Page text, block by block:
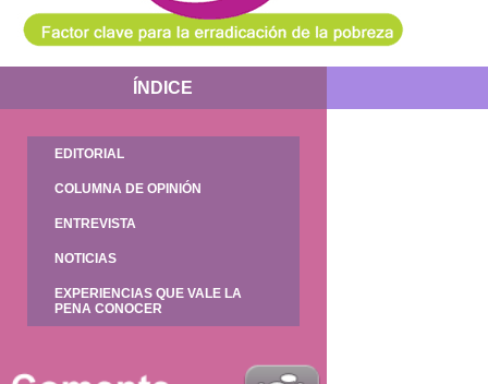
ÍNDICE
EDITORIAL
COLUMNA DE OPINIÓN
ENTREVISTA
NOTICIAS
EXPERIENCIAS QUE VALE LA
PENA CONOCER